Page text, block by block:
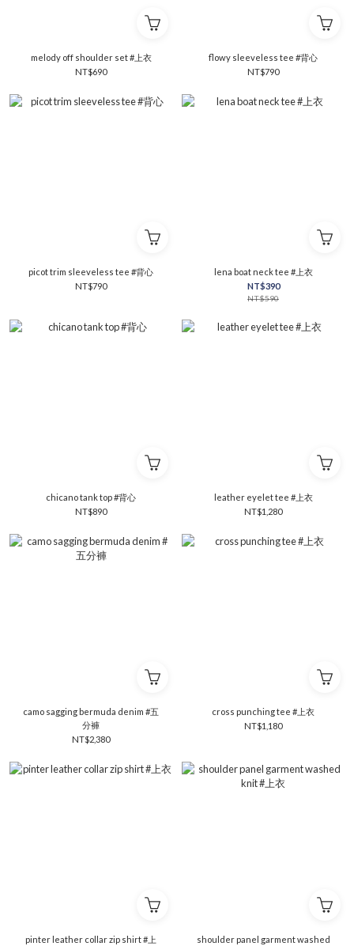
melody off shoulder set #上衣
NT$690
flowy sleeveless tee #背心
NT$790
picot trim sleeveless tee #背心
NT$790
lena boat neck tee #上衣
NT$390
NT$590
chicano tank top #背心
NT$890
leather eyelet tee #上衣
NT$1,280
camo sagging bermuda denim #五
分褲
NT$2,380
cross punching tee #上衣
NT$1,180
pinter leather collar zip shirt #上
shoulder panel garment washed